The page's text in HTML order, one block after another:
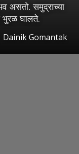
असतो. समुद्राच्या
भुरळ घालते.
Gomantak